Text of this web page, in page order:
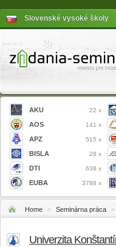
Slovenské vysoké školy
AKU 22 x
AOS 141 x
APZ 515 x
BISLA 28 x
DTI 638 x
EUBA 3788 x
Home » Seminárna práca »
Univerzita